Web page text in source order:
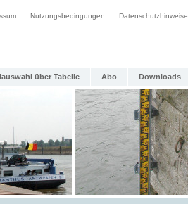
Nutzungsbedingungen Datenschutzhinweise
über Tabelle Abo Downloads